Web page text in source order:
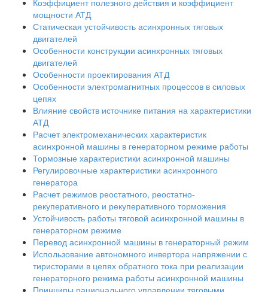
Коэффициент полезного действия и коэффициент
мощности АТД
Статическая устойчивость асинхронных тяговых
двигателей
Особенности конструкции асинхронных тяговых
двигателей
Особенности проектирования АТД
Особенности электромагнитных процессов в силовых
цепях
Влияние свойств источнике питания на характеристики
АТД
Расчет электромеханических характеристик
асинхронной машины в генераторном режиме работы
Тормозные характеристики асинхронной машины
Регулировочные характеристики асинхронного
генератора
Расчет режимов реостатного, реостатно-
рекуперативного и рекуперативного торможения
Устойчивость работы тяговой асинхронной машины в
генераторном режиме
Перевод асинхронной машины в генераторный режим
Использование автономного инвертора напряжении с
тиристорами в цепях обратного тока при реализации
генераторного режима работы асинхронной машины
Принципы рационального управлении тяговыми